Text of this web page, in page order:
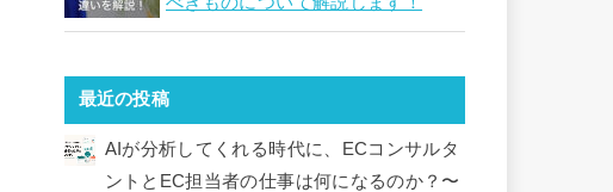
最近の投稿
AIが分析してくれる時代に、ECコンサルタ
ントとEC担当者の仕事は何になるのか？〜